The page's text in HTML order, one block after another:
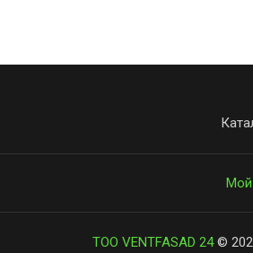
Мой
ТОО VENTFASAD 24©